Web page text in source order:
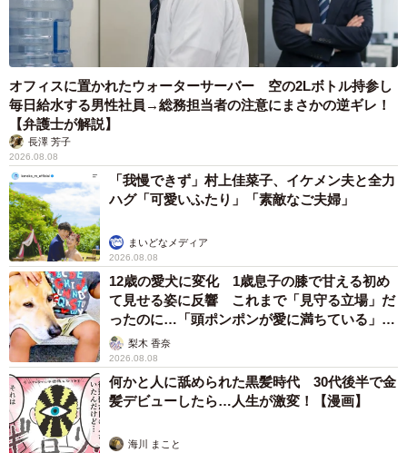
オフィスに置かれたウォーターサーバー 空の2Lボトル持参し
毎日給水する男性社員→総務担当者の注意にまさかの逆ギレ！
【弁護士が解説】
長澤 芳子
2026.08.08
「我慢できず」村上佳菜子、イケメン夫と全力
ハグ「可愛いふたり」「素敵なご夫婦」
まいどなメディア
2026.08.08
12歳の愛犬に変化 1歳息子の膝で甘える初め
て見せる姿に反響 これまで「見守る立場」だ
ったのに…「頭ポンポンが愛に満ちている」
「尊…」
梨木 香奈
2026.08.08
何かと人に舐められた黒髪時代 30代後半で金
髪デビューしたら…人生が激変！【漫画】
海川 まこと